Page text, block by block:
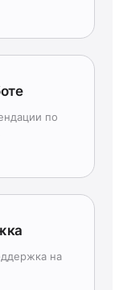
по
на